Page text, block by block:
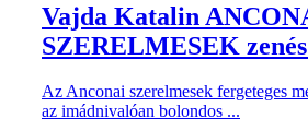
Vajda Katalin
SZERELMESEK
Az Anconai szerelmesek fergeteges
az imádnivalóan bolondos ...